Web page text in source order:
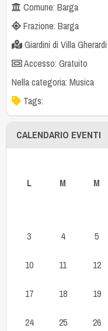
Comune: Barga
Frazione: Barga
Giardini di Villa Gherardi
Accesso: Gratuito
Nella categoria: Musica
Tags:
CALENDARIO EVENTI
L
M M
3 4 5
10 11 12
17 18 19
24 25 26